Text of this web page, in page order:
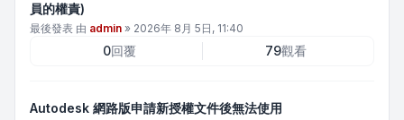
員的權責)
最後發表 由 admin » 2026年 8月 5日, 11:40
0回覆 79觀看
Autodesk 網路版申請新授權文件後無法使用